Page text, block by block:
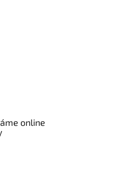
online